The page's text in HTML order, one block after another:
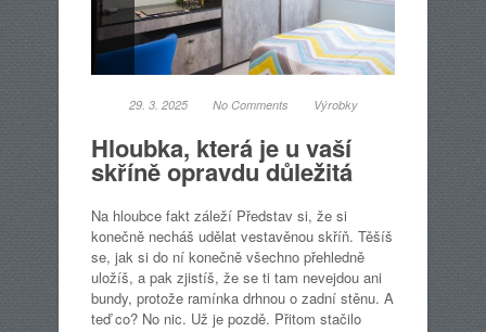
29. 3. 2025 No Comments Výrobky
Hloubka, která je u vaší
skříně opravdu důležitá
Na hloubce fakt záleží Představ si, že si
konečně necháš udělat vestavěnou skříň. Těšíš
se, jak si do ní konečně všechno přehledně
uložíš, a pak zjistíš, že se ti tam nevejdou ani
bundy, protože ramínka drhnou o zadní stěnu. A
teď co? No nic. Už je pozdě. Přitom stačilo